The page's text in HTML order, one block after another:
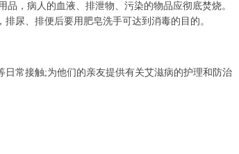
，病人的血液、排泄物、污染的物品应彻底焚烧。
尿、排便后要用肥皂洗手可达到消毒的目的。
常接触;为他们的亲友提供有关艾滋病的护理和防治